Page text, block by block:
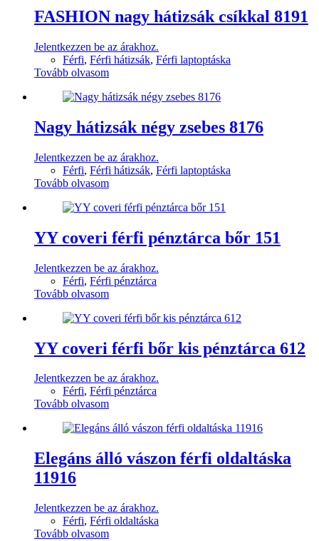
FASHION nagy hátizsák csíkkal 8191
Jelentkezzen be az árakhoz.
Férfi, Férfi hátizsák, Férfi laptoptáska
Tovább olvasom
Nagy hátizsák négy zsebes 8176
Jelentkezzen be az árakhoz.
Férfi, Férfi hátizsák, Férfi laptoptáska
Tovább olvasom
YY coveri férfi pénztárca bőr 151
Jelentkezzen be az árakhoz.
Férfi, Férfi pénztárca
Tovább olvasom
YY coveri férfi bőr kis pénztárca 612
Jelentkezzen be az árakhoz.
Férfi, Férfi pénztárca
Tovább olvasom
Elegáns álló vászon férfi oldaltáska
11916
Jelentkezzen be az árakhoz.
Férfi, Férfi oldaltáska
Tovább olvasom